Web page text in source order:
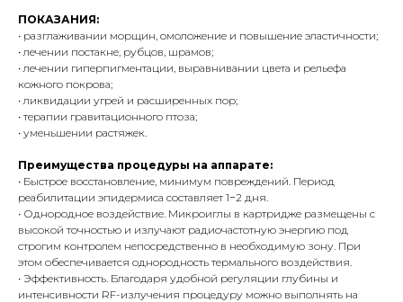
ПОКАЗАНИЯ:
• разглаживании морщин, омоложение и повышение эластичности;
• лечении постакне, рубцов, шрамов;
• лечении гиперпигментации, выравнивании цвета и рельефа
кожного покрова;
• ликвидации угрей и расширенных пор;
• терапии гравитационного птоза;
• уменьшении растяжек.
Преимущества процедуры на аппарате:
• Быстрое восстановление, минимум повреждений. Период
реабилитации эпидермиса составляет 1−2 дня.
• Однородное воздействие. Микроиглы в картридже размещены с
высокой точностью и излучают радиочастотную энергию под
строгим контролем непосредственно в необходимую зону. При
этом обеспечивается однородность термального воздействия.
• Эффективность. Благодаря удобной регуляции глубины и
интенсивности RF-излучения процедуру можно выполнять на